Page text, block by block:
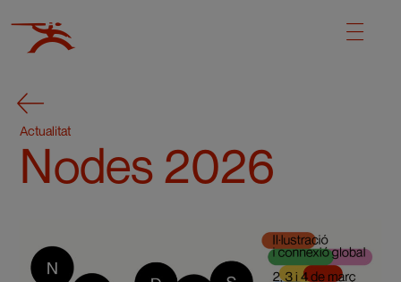
Actualitat
Nodes 2026